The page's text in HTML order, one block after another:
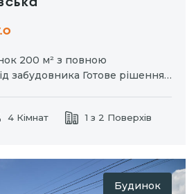
200 м² з повною
забудовника Готове рішення
* електрика 5 кВт (3 фази)
4 Кімнат 1 з 2 Поверхів
Будинок